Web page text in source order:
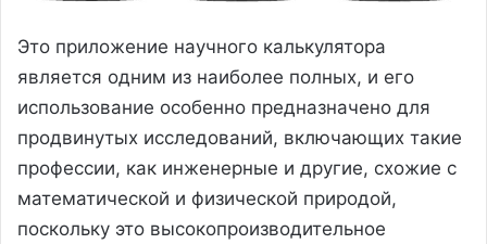
Это приложение научного калькулятора
является одним из наиболее полных, и его
использование особенно предназначено для
продвинутых исследований, включающих такие
профессии, как инженерные и другие, схожие с
математической и физической природой,
поскольку это высокопроизводительное